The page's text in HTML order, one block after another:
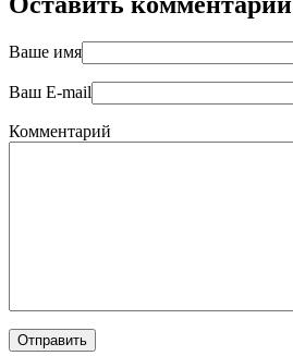
Ваше имя
Ваш E-mail
Комментарий